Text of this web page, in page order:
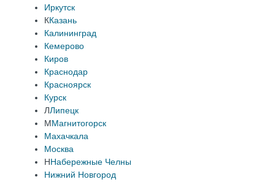
Иркутск
ККазань
Калининград
Кемерово
Киров
Краснодар
Красноярск
Курск
ЛЛипецк
ММагнитогорск
Махачкала
Москва
ННабережные Челны
Нижний Новгород